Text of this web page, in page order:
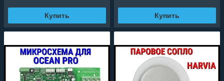
Купить Купить